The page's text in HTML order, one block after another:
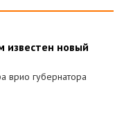
известен новый
врио губернатора